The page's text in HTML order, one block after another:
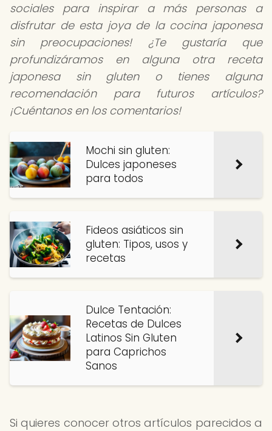
sociales para inspirar a más personas a
disfrutar de esta joya de la cocina japonesa
sin preocupaciones! ¿Te gustaría que
profundizáramos en alguna otra receta
japonesa sin gluten o tienes alguna
recomendación para futuros artículos?
¡Cuéntanos en los comentarios!
Mochi sin gluten:
Dulces japoneses
para todos
Fideos asiáticos sin
gluten: Tipos, usos y
recetas
Dulce Tentación:
Recetas de Dulces
Latinos Sin Gluten
para Caprichos
Sanos
Si quieres conocer otros artículos parecidos a